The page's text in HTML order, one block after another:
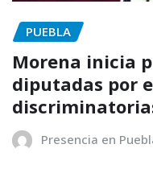
PUEBLA
Morena inicia
diputadas por
Presencia en